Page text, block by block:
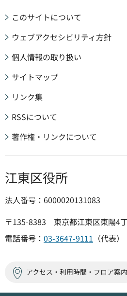
このサイトについて
ウェブアクセシビリティ方針
個人情報の取り扱い
サイトマップ
リンク集
RSSについて
著作権・リンクについて
江東区役所
法人番号：6000020131083
〒135-8383 東京都江東区東陽4
電話番号： 03-3647-9111 （代表）
アクセス・利用時間・フロア案内